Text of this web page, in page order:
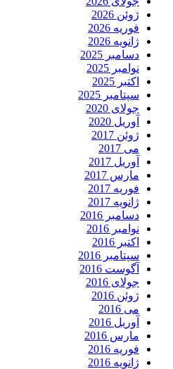
ژوئن 2026
فوریه 2026
ژانویه 2026
دسامبر 2025
نوامبر 2025
اکتبر 2025
سپتامبر 2025
جولای 2020
آوریل 2020
ژوئن 2017
می 2017
آوریل 2017
مارس 2017
فوریه 2017
ژانویه 2017
دسامبر 2016
نوامبر 2016
اکتبر 2016
سپتامبر 2016
آگوست 2016
جولای 2016
ژوئن 2016
می 2016
آوریل 2016
مارس 2016
فوریه 2016
ژانویه 2016